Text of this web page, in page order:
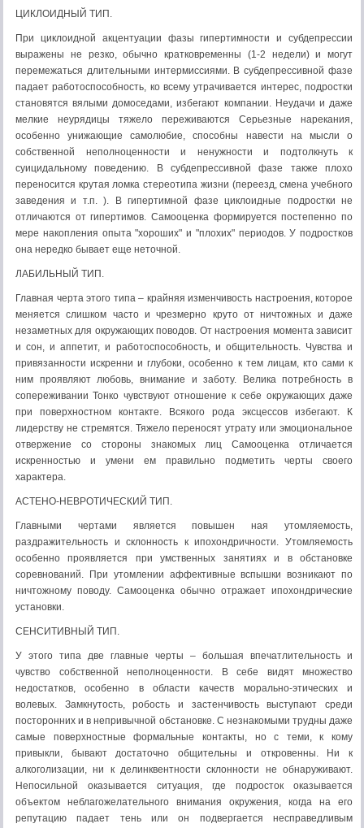
ЦИКЛОИДНЫЙ ТИП.
При циклоидной акцентуации фазы гипертимности и субдепрессии
выражены не резко, обычно кратковременны (1-2 недели) и могут
перемежаться длительными интермиссиями. В субдепрессивной фазе
падает работоспособность, ко всему утрачивается интерес, подростки
становятся вялыми домоседами, избегают компании. Неудачи и даже
мелкие неурядицы тяжело переживаются Серьезные нарекания,
особенно унижающие самолюбие, способны навести на мысли о
собственной неполноценности и ненужности и подтолкнуть к
суицидальному поведению. В субдепрессивной фазе также плохо
переносится крутая ломка стереотипа жизни (переезд, смена учебного
заведения и т.п. ). В гипертимной фазе циклоидные подростки не
отличаются от гипертимов. Самооценка формируется постепенно по
мере накопления опыта "хороших" и "плохих" периодов. У подростков
она нередко бывает еще неточной.
ЛАБИЛЬНЫЙ ТИП.
Главная черта этого типа – крайняя изменчивость настроения, которое
меняется слишком часто и чрезмерно круто от ничтожных и даже
незаметных для окружающих поводов. От настроения момента зависит
и сон, и аппетит, и работоспособность, и общительность. Чувства и
привязанности искренни и глубоки, особенно к тем лицам, кто сами к
ним проявляют любовь, внимание и заботу. Велика потребность в
сопереживании Тонко чувствуют отношение к себе окружающих даже
при поверхностном контакте. Всякого рода эксцессов избегают. К
лидерству не стремятся. Тяжело переносят утрату или эмоциональное
отвержение со стороны знакомых лиц Самооценка отличается
искренностью и умени ем правильно подметить черты своего
характера.
АСТЕНО-НЕВРОТИЧЕСКИЙ ТИП.
Главными чертами является повышен ная утомляемость,
раздражительность и склонность к ипохондричности. Утомляемость
особенно проявляется при умственных занятиях и в обстановке
соревнований. При утомлении аффективные вспышки возникают по
ничтожному поводу. Самооценка обычно отражает ипохондрические
установки.
СЕНСИТИВНЫЙ ТИП.
У этого типа две главные черты – большая впечатлительность и
чувство собственной неполноценности. В себе видят множество
недостатков, особенно в области качеств морально-этических и
волевых. Замкнутость, робость и застенчивость выступают среди
посторонних и в непривычной обстановке. С незнакомыми трудны даже
самые поверхностные формальные контакты, но с теми, к кому
привыкли, бывают достаточно общительны и откровенны. Ни к
алкоголизации, ни к делинквентности склонности не обнаруживают.
Непосильной оказывается ситуация, где подросток оказывается
объектом неблагожелательного внимания окружения, когда на его
репутацию падает тень или он подвергается несправедливым